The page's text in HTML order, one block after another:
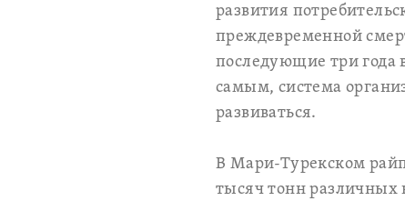
развития
преждевременной
последующие три года
самым, система
развиваться.
В Мари-Турекском
тысяч тонн различных